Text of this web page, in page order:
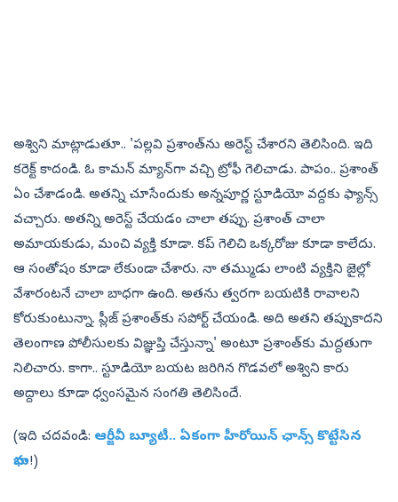
అశ్విని మాట్లాడుతూ.. 'పల్లవి ప్రశాంత్‌ను అరెస్ట్ చేశారని తెలిసింది. ఇది
కరెక్ట్ కాదండి. ఓ కామన్‌ మ్యాన్‌గా వచ్చి ట్రోఫీ గెలిచాడు. పాపం.. ప్రశాంత్
ఏం చేశాడండి. అతన్ని చూసేందుకు అన్నపూర్ణ స్టూడియో వద్దకు ఫ్యాన్స్
వచ్చారు. అతన్ని అరెస్ట్ చేయడం చాలా తప్పు. ప్రశాంత్ చాలా
అమాయకుడు, మంచి వ్యక్తి కూడా. కప్ గెలిచి ఒక్కరోజు కూడా కాలేదు.
ఆ సంతోషం కూడా లేకుండా చేశారు. నా తమ్ముడు లాంటి వ్యక్తిని జైల్లో
వేశారంటనే చాలా బాధగా ఉంది. అతను త్వరగా బయటికి రావాలని
కోరుకుంటున్నా. ప్లీజ్ ప్రశాంత్‌కు సపోర్ట్ చేయండి. అది అతని తప్పుకాదని
తెలంగాణ పోలీసులకు విజ్ఞుప్తి చేస్తున్నా' అంటూ ప్రశాంత్‌కు మద్దతుగా
నిలిచారు. కాగా.. స్టూడియో బయట జరిగిన గొడవలో అశ్విని కారు
అద్దాలు కూడా ధ్వంసమైన సంగతి తెలిసిందే.
(ఇది చదవండి: ఆర్జీవీ బ్యూటీ.. ఏకంగా హీరోయిన్ ఛాన్స్ కొట్టేసిన
భామ!)